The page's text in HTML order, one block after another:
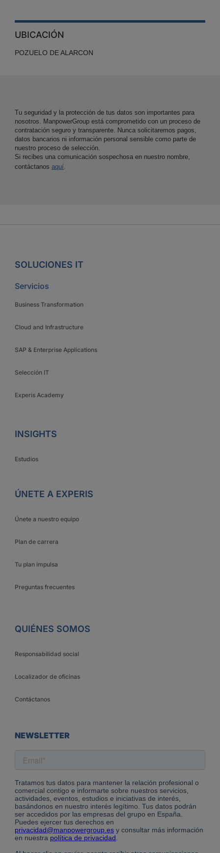
UBICACIÓN
POZUELO DE ALARCON
Tu seguridad y la protección de tus datos son importantes para
nosotros. ManpowerGroup está comprometido con un proceso de
contratación seguro y transparente. Nunca solicitaremos pagos,
datos bancarios ni información personal sensible como parte de
nuestro proceso de selección.
Si recibes una comunicación sospechosa en nuestro nombre,
contáctanos aquí
SOLUCIONES IT
Servicios
Business Transformation
Cloud and Infrastructure
SAP & Enterprise Applications
Selección IT
Experis Academy
INSIGHTS
Estudios
ÚNETE A EXPERIS
Únete a nuestro equipo
Plan de carrera
Tu plan impulsa
Preguntas frecuentes
QUIÉNES SOMOS
Responsabilidad social
Localizador de oficinas
Contáctanos
NEWSLETTER